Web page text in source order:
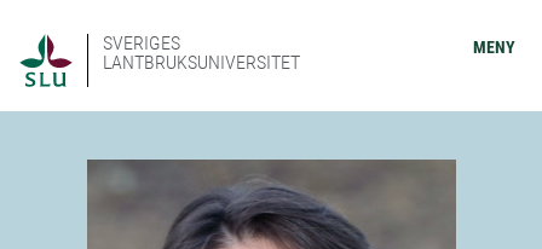
SVERIGES
LANTBRUKSUNIVERSITET
MENY